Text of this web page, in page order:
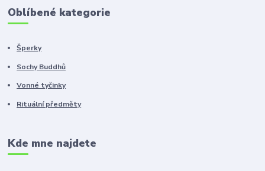
Oblíbené kategorie
Šperky
Sochy Buddhů
Vonné tyčinky
Rituální předměty
Kde mne najdete